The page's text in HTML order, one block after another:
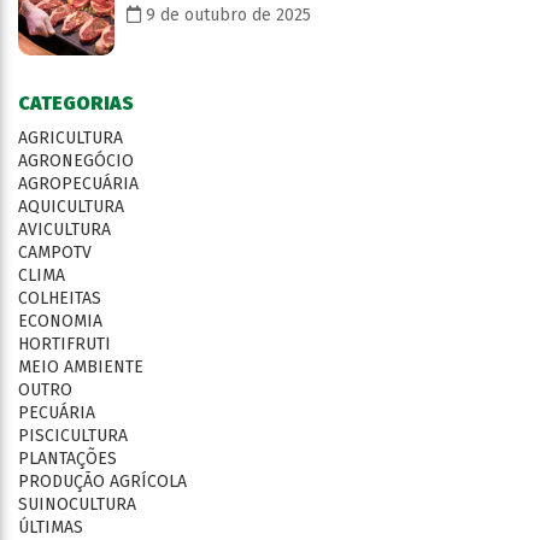
9 de outubro de 2025
CATEGORIAS
AGRICULTURA
AGRONEGÓCIO
AGROPECUÁRIA
AQUICULTURA
AVICULTURA
CAMPOTV
CLIMA
COLHEITAS
ECONOMIA
HORTIFRUTI
MEIO AMBIENTE
OUTRO
PECUÁRIA
PISCICULTURA
PLANTAÇÕES
PRODUÇÃO AGRÍCOLA
SUINOCULTURA
ÚLTIMAS